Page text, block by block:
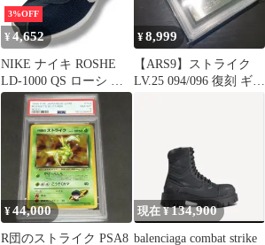
3%OFF
¥ 4,652
NIKE ナイキ ROSHE
LD-1000 QS ローシ ク
イックストライク スニ
ーカー シューズ 靴
802022-401 ネイビー ホ
ワイト 紺 白 サイズ
25.5cm メンズ ゴーゴー
古着久喜倉庫店 56
No.236
¥8,999
【ARS9】ストライク
LV.25 094/096 復刻 ギン
¥44,000
R団のストライク PSA8
現在 ¥ 134,900
balenciaga combat strike